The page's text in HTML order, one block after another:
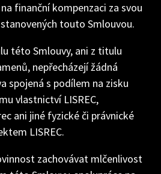
finanční kompenzaci za svou
touto Smlouvou.
této Smlouvy, ani z titulu
nepřecházejí žádná
spojená s podílem na zisku
vlastnictví LISREC,
ani jiné fyzické či právnické
LISREC.
zachovávat mlčenlivost